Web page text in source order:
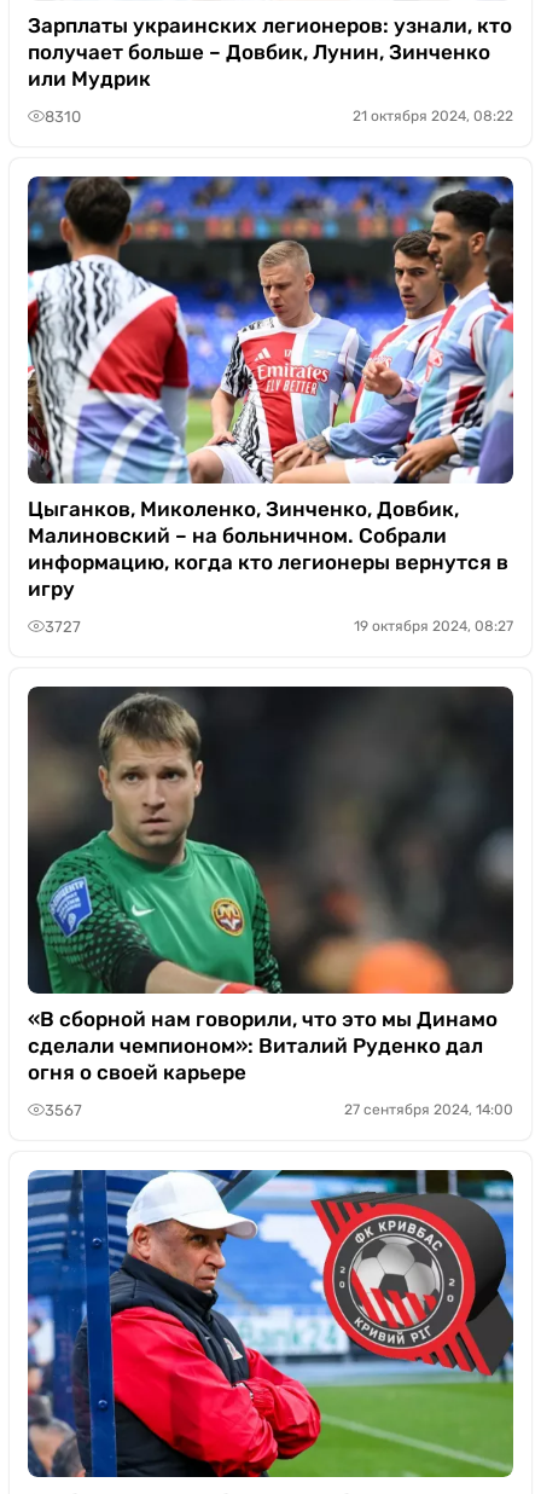
Зарплаты украинских легионеров: узнали, кто
получает больше – Довбик, Лунин, Зинченко
или Мудрик
8310 21 октября 2024, 08:22
Цыганков, Миколенко, Зинченко, Довбик,
Малиновский – на больничном. Собрали
информацию, когда кто легионеры вернутся в
игру
3727 19 октября 2024, 08:27
«В сборной нам говорили, что это мы Динамо
сделали чемпионом»: Виталий Руденко дал
огня о своей карьере
3567 27 сентября 2024, 14:00